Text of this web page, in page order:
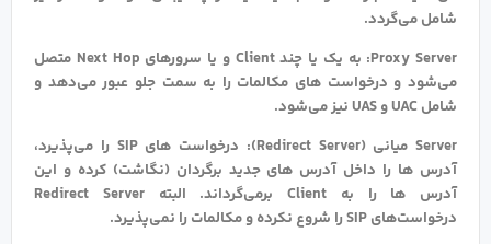
شامل می‌‎گردد.
Proxy Server: به یک یا چند Client و یا سرورهای Next Hop متصل
می‌شود و درخواست های مکالمات را به سمت جلو عبور می‌دهد و
شامل UAC و UAS نیز می‌شود.
Server میانی (Redirect Server): درخواست های SIP را می‌پذیرد،
آدرس ها را داخل آدرس های جدید برگردان (نگاشت) کرده و این
آدرس ها را به Client برمی‌گرداند. البته Redirect Server
درخواست‌های SIP را شروع نکرده و مکالمات را نمی‌پذیرد.